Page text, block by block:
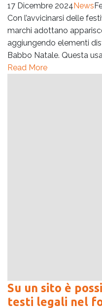
17 Dicembre 2024News
Con l’avvicinarsi delle
marchi adottano
aggiungendo elementi
Babbo Natale. Questa
Read More
Su un sito è
testi legali nel